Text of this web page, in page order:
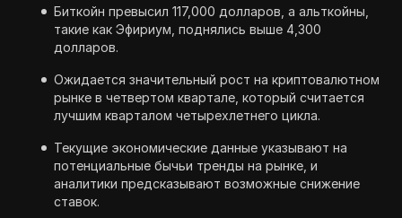
Биткойн превысил 117,000 долларов, а альткойны,
такие как Эфириум, поднялись выше 4,300
долларов.
Ожидается значительный рост на криптовалютном
рынке в четвертом квартале, который считается
лучшим кварталом четырехлетнего цикла.
Текущие экономические данные указывают на
потенциальные бычьи тренды на рынке, и
аналитики предсказывают возможные снижение
ставок.